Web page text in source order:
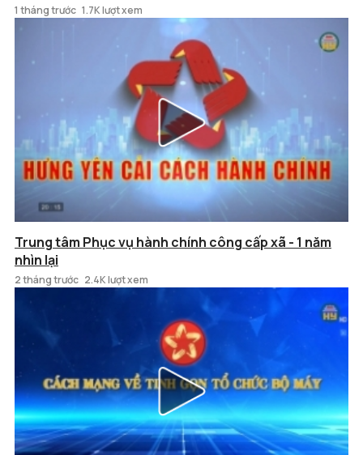
1 tháng trước 1.7K lượt xem
Trung tâm Phục vụ hành chính công cấp xã - 1 năm
nhìn lại
2 tháng trước 2.4K lượt xem